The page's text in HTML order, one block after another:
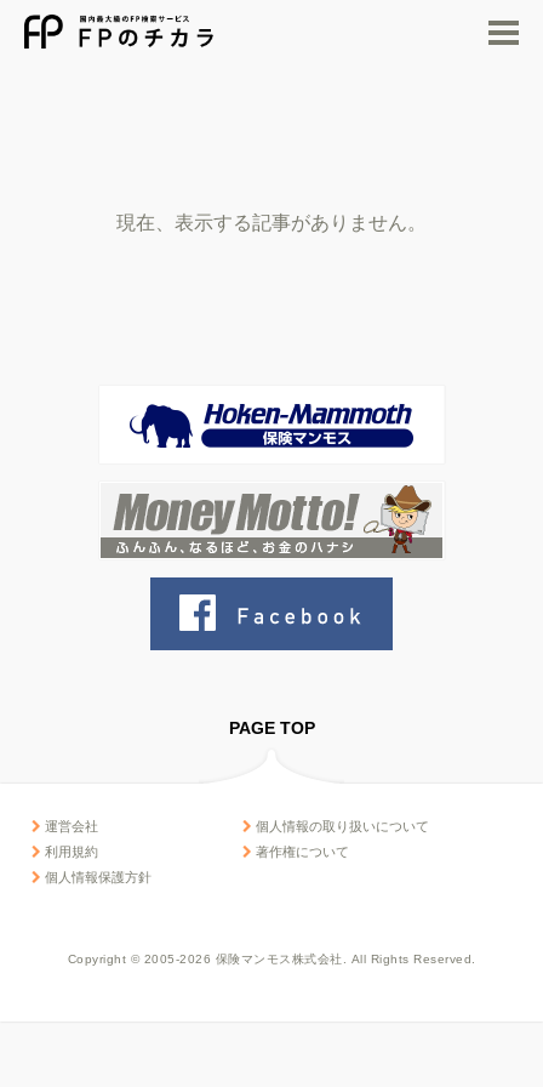
現在、表示する記事がありません。
PAGE TOP
運営会社
利用規約
個人情報保護方針
個人情報の取り扱いについて
著作権について
Copyright © 2005-2026 保険マンモス株式会社. All Rights Reserved.